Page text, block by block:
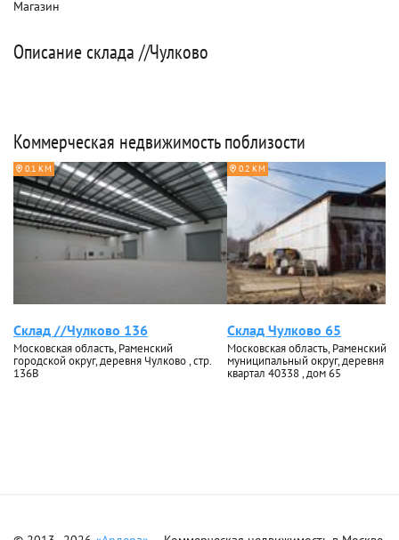
Магазин
Описание склада //Чулково
Коммерческая недвижимость поблизости
0.1 КМ
Склад //Чулково 136
Московская область, Раменский
городской округ, деревня Чулково , стр.
136В
0.2 КМ
Склад Чулково 65
Московская область, Раменский
муниципальный округ, деревня
квартал 40338 , дом 65